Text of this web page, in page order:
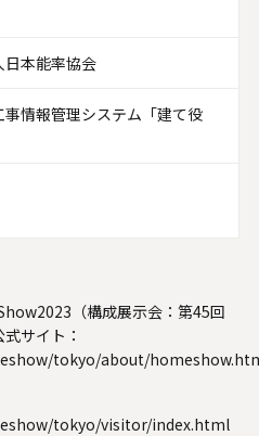
いに関する基本方針
る指針
グス
日本能率協会
情報管理システム「建て役
（構成展示会：第45回
サイト：
tokyo/about/
tokyo/visitor/index.html